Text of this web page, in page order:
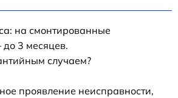
на смонтированные
3 месяцев.
случаем?
проявление неисправности,